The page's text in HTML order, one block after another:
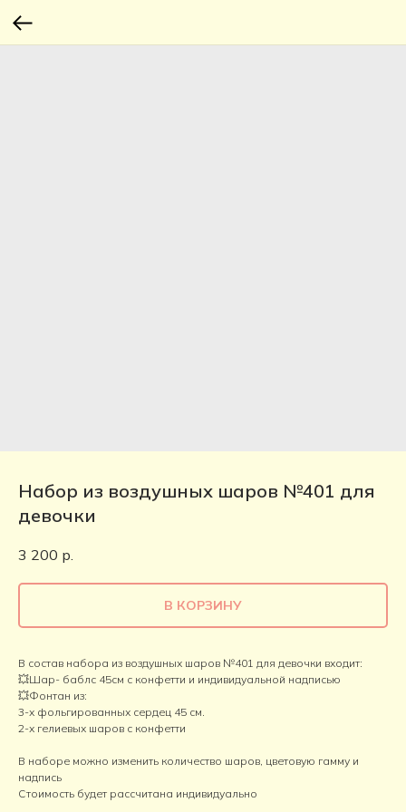
Набор из воздушных шаров №401 для
девочки
3 200 р.
В КОРЗИНУ
В состав набора из воздушных шаров №401 для девочки входит:
💥Шар- баблс 45см с конфетти и индивидуальной надписью
💥Фонтан из:
3-х фольгированных сердец 45 см.
2-х гелиевых шаров с конфетти
В наборе можно изменить количество шаров, цветовую гамму и
надпись
Стоимость будет рассчитана индивидуально